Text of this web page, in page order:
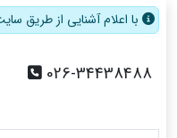
با اعلام آشنایی از طریق
026-34438488